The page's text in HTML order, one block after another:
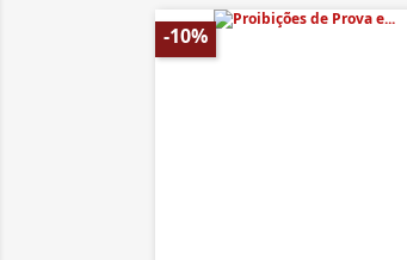
-10%